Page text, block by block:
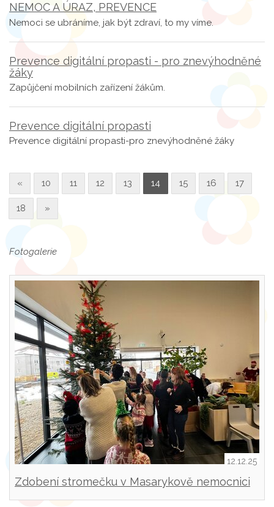
NEMOC A ÚRAZ, PREVENCE
Nemoci se ubráníme, jak být zdraví, to my víme.
Prevence digitální propasti - pro znevýhodněné
žáky
Zapůjčení mobilních zařízení žákům.
Prevence digitální propasti
Prevence digitální propasti-pro znevýhodněné žáky
« 10 11 12 13 14 15 16 17
18 »
Fotogalerie
12.12.25
Zdobení stromečku v Masarykově nemocnici